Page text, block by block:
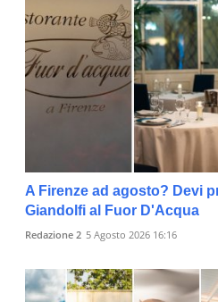
A Firenze ad agosto? Devi
Giandolfi al Fuor D'Acqua
Redazione 2 5 Agosto 2026 16:16